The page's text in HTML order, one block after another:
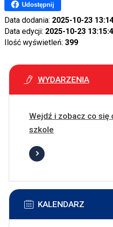
Udostępnij
Data dodania: 2025-10-23
Data edycji: 2025-10-23
Ilość wyświetleń: 399
WYDARZENIA
Wejdź i zobacz co się
szkole
KALENDARZ